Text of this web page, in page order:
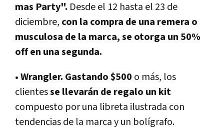
mas Party". Desde el 12 hasta el 23 de
diciembre, con la compra de una remera o
musculosa de la marca, se otorga un 50%
off en una segunda.
• Wrangler. Gastando $500 o más, los
clientesse llevarán de regalo un kit
compuesto por una libreta ilustrada con
tendencias de la marca y un bolígrafo.